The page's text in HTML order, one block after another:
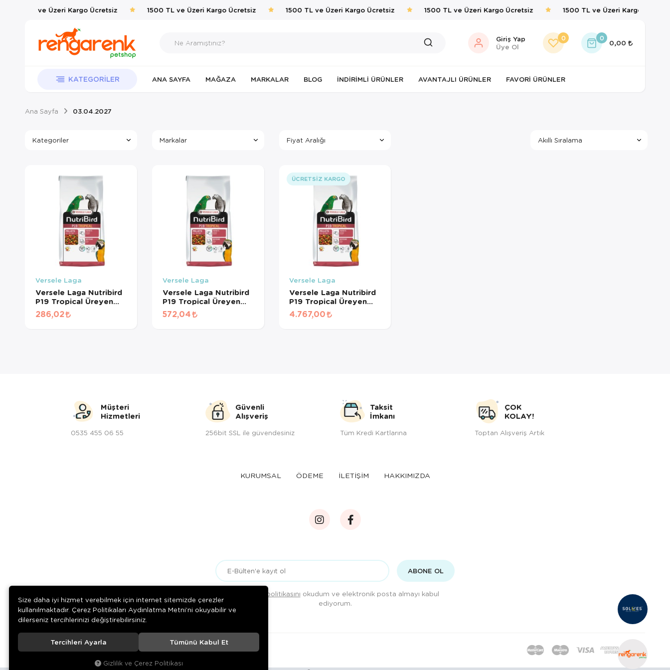
1500 TL ve Üzeri Kargo Ücretsiz 1500 TL ve Üzeri Kargo Ücretsiz 1500 TL ve Üzeri Kargo Ücretsiz 1500 TL ve Üzeri Kargo Ücretsiz 1500 TL ve Üzeri Kargo Ücretsiz
Giriş Yap
Üye Ol
0 0
0,00
KATEGORILER ANA SAYFA MAĞAZA MARKALAR BLOG İNDIRIMLI ÜRÜNLER AVANTAJLI ÜRÜNLER FAVORI ÜRÜNLER
Ana Sayfa 03.04.2027
Kategoriler Markalar Fiyat Aralığı
Versele Laga
Versele Laga Nutribird
P19 Tropical Üreyen
Papağanlar İçin Renkli
Meyveli Pelet Yem
286,02
Versele Laga
Versele Laga Nutribird
P19 Tropical Üreyen
Papağanlar İçin Renkli
Meyveli Pelet Yem (1
572,04
ÜCRETSIZ KARGO
Versele Laga
Versele Laga Nutribird
P19 Tropical Üreyen
Papağanlar İçin Renkli
Meyveli Pelet Yem 10
4.767,00
Müşteri
Hizmetleri
0535 455 06 55
Güvenli
Alışveriş
256bit SSL ile güvendesiniz
Taksit
İmkanı
Tüm Kredi Kartlarına
ÇOK
KOLAY!
Toptan Alışveriş Artık
KURUMSAL ÖDEME İLETİŞİM HAKKIMIZDA
ABONE OL
Gizlilik politikasını okudum ve elektronik posta almayı kabul
ediyorum.
© 2020Rengarenk Pet Shop. Tüm hakları saklıdır.
Size daha iyi hizmet verebilmek için internet sitemizde çerezler
kullanılmaktadır. Çerez Politikaları Aydınlatma Metni’ni okuyabilir ve
dilerseniz tercihlerinizi değiştirebilirsiniz.
Tercihleri Ayarla Tümünü Kabul Et
Gizlilik ve Çerez Politikası